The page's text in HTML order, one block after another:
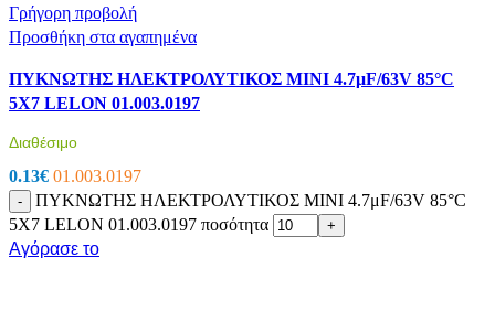
Γρήγορη προβολή
Προσθήκη στα αγαπημένα
ΠΥΚΝΩΤΗΣ ΗΛΕΚΤΡΟΛΥΤΙΚΟΣ MINI 4.7μF/63V 85°C
5X7 LELON 01.003.0197
Διαθέσιμο
0.13€ 01.003.0197
-
ΠΥΚΝΩΤΗΣ ΗΛΕΚΤΡΟΛΥΤΙΚΟΣ MINI 4.7μF/63V 85°C
5X7 LELON 01.003.0197 ποσότητα
+
Αγόρασε το